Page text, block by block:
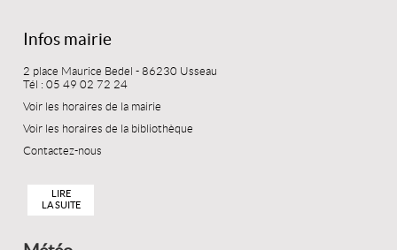
Infos mairie
2 place Maurice Bedel - 86230 Usseau
Tél : 05 49 02 72 24
Voir les horaires de la mairie
Voir les horaires de la bibliothèque
Contactez-nous
LIRE
LA SUITE